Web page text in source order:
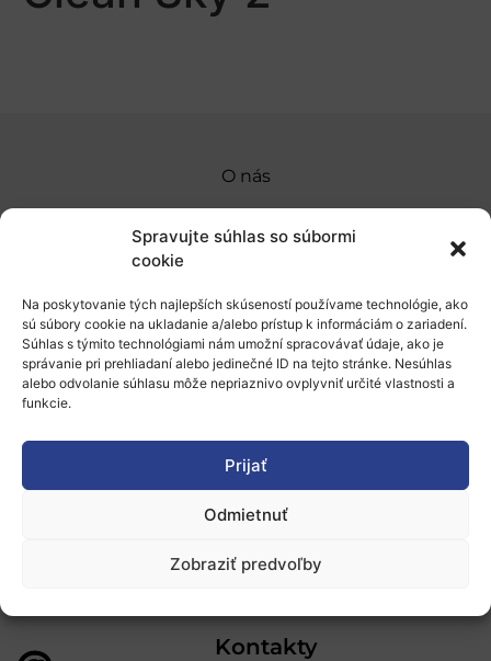
Spravujte súhlas so súbormi
cookie
Na poskytovanie tých najlepších skúseností používame technológie, ako
sú súbory cookie na ukladanie a/alebo prístup k informáciám o zariadení.
Súhlas s týmito technológiami nám umožní spracovávať údaje, ako je
správanie pri prehliadaní alebo jedinečné ID na tejto stránke. Nesúhlas
alebo odvolanie súhlasu môže nepriaznivo ovplyvniť určité vlastnosti a
funkcie.
Prijať
Odmietnuť
Zobraziť predvoľby
O nás
Financovanie a podpora
Stáže a pobyty
Novinky
Ochrana osobných údajov
„Projekt SK4ERA II je spolufinancovaný Európskou
úniou v rámci Programu Slovensko. Portál
prevádzkuje Centrum vedecko-technických
Kontakty